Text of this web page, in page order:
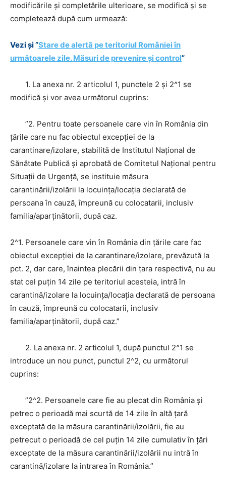
modificările şi completările ulterioare, se modifică şi se
completează după cum urmează:
Vezi și ”Stare de alertă pe teritoriul României în
următoarele zile. Măsuri de prevenire și control”
1. La anexa nr. 2 articolul 1, punctele 2 şi 2^1 se
modifică şi vor avea următorul cuprins:
”2. Pentru toate persoanele care vin în România din
ţările care nu fac obiectul excepţiei de la
carantinare/izolare, stabilită de Institutul Naţional de
Sănătate Publică şi aprobată de Comitetul Naţional pentru
Situaţii de Urgenţă, se instituie măsura
carantinării/izolării la locuinţa/locaţia declarată de
persoana în cauză, împreună cu colocatarii, inclusiv
familia/aparţinătorii, după caz.
2^1. Persoanele care vin în România din ţările care fac
obiectul excepţiei de la carantinare/izolare, prevăzută la
pct. 2, dar care, înaintea plecării din ţara respectivă, nu au
stat cel puţin 14 zile pe teritoriul acesteia, intră în
carantină/izolare la locuinţa/locaţia declarată de persoana
în cauză, împreună cu colocatarii, inclusiv
familia/aparţinătorii, după caz.”
2. La anexa nr. 2 articolul 1, după punctul 2^1 se
introduce un nou punct, punctul 2^2, cu următorul
cuprins:
”2^2. Persoanele care fie au plecat din România şi
petrec o perioadă mai scurtă de 14 zile în altă ţară
exceptată de la măsura carantinării/izolării, fie au
petrecut o perioadă de cel puţin 14 zile cumulativ în ţări
exceptate de la măsura carantinării/izolării nu intră în
carantină/izolare la intrarea în România.”